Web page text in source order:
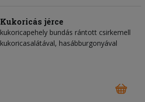
Kukoricás jérce
kukoricapehely bundás rántott csirkemell
kukoricasalátával, hasábburgonyával